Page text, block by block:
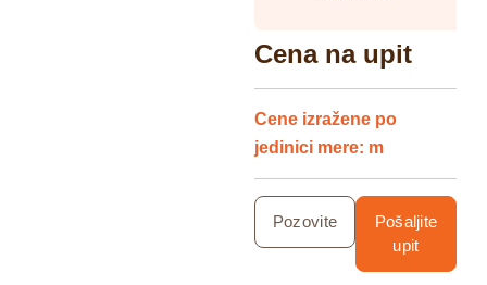
Cena na upit
Cene izražene po
jedinici mere: m
Pozovite
Pošaljite
upit